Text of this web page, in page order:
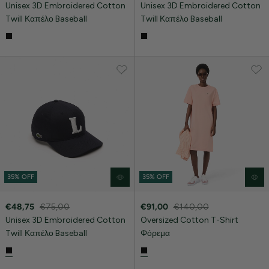
Unisex 3D Embroidered Cotton
Twill Καπέλο Baseball
Unisex 3D Embroidered Cotton
Twill Καπέλο Baseball
35% OFF
€48,75 €75,00
Unisex 3D Embroidered Cotton
Twill Καπέλο Baseball
35% OFF
€91,00 €140,00
Oversized Cotton T-Shirt
Φόρεμα